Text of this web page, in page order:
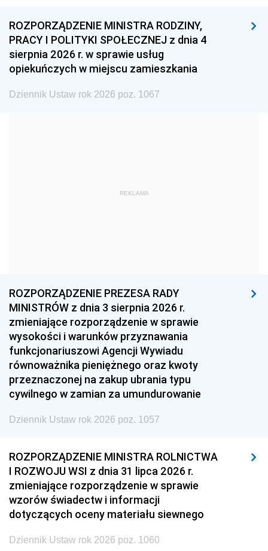
1993 1992 1991
1990 1989
1987 1986 1985
1984 1983
1957 1956
1954 1953
1951 1950
1948 1947
1945 1944 1939
1938 1937 1936
1935 1934
1929 1928 1927
1926 1925 1924
1923 1922
ROZPORZĄDZENIE MINISTRA RODZINY,
PRACY I POLITYKI SPOŁECZNEJ z dnia 4
sierpnia 2026 r. w sprawie usług
opiekuńczych w miejscu zamieszkania
Dziennik Ustaw rok 2026 poz. 1067
REKLAMA
ROZPORZĄDZENIE PREZESA RADY
MINISTRÓW z dnia 3 sierpnia 2026 r.
zmieniające rozporządzenie w sprawie
wysokości i warunków przyznawania
funkcjonariuszowi Agencji Wywiadu
równoważnika pieniężnego oraz kwoty
przeznaczonej na zakup ubrania typu
cywilnego w zamian za umundurowanie
Dziennik Ustaw rok 2026 poz. 1057
ROZPORZĄDZENIE MINISTRA ROLNICTWA
I ROZWOJU WSI z dnia 31 lipca 2026 r.
zmieniające rozporządzenie w sprawie
wzorów świadectw i informacji
dotyczących oceny materiału siewnego
Dziennik Ustaw rok 2026 poz. 1060